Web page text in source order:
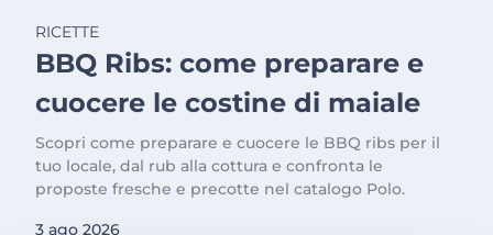
RICETTE
BBQ Ribs: come preparare e
cuocere le costine di maiale
Scopri come preparare e cuocere le BBQ ribs per il
tuo locale, dal rub alla cottura e confronta le
proposte fresche e precotte nel catalogo Polo.
3 ago 2026